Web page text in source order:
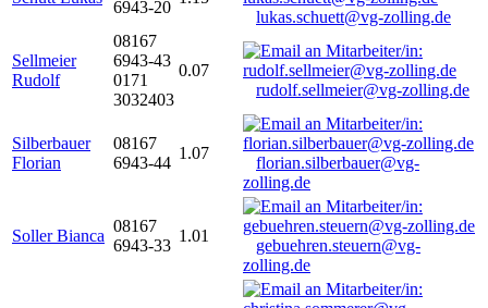
6943-20
lukas.schuett@vg-zolling.de
Sellmeier
Rudolf
08167
6943-43
0171
3032403
0.07
rudolf.sellmeier@vg-zolling.de
Silberbauer
Florian
08167
6943-44
1.07
florian.silberbauer@vg-
zolling.de
Soller Bianca
08167
6943-33
1.01
gebuehren.steuern@vg-
zolling.de